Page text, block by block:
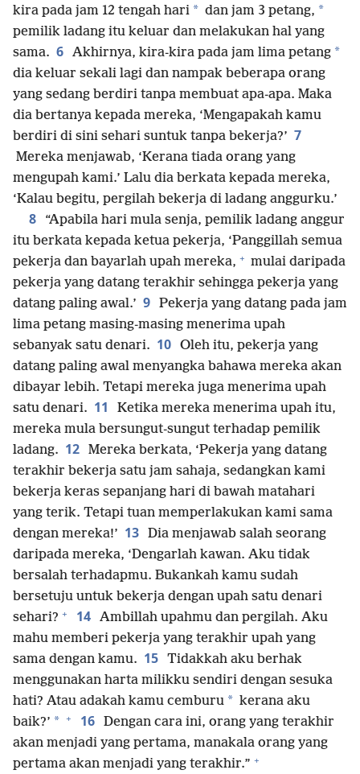
kira pada jam 12 tengah hari * dan jam 3 petang, *
pemilik ladang itu keluar dan melakukan hal yang
sama. 6 Akhirnya, kira-kira pada jam lima petang *
dia keluar sekali lagi dan nampak beberapa orang
yang sedang berdiri tanpa membuat apa-apa. Maka
dia bertanya kepada mereka, ‘Mengapakah kamu
berdiri di sini sehari suntuk tanpa bekerja?’ 7
Mereka menjawab, ‘Kerana tiada orang yang
mengupah kami.’ Lalu dia berkata kepada mereka,
‘Kalau begitu, pergilah bekerja di ladang anggurku.’
8
“Apabila hari mula senja, pemilik ladang anggur
itu berkata kepada ketua pekerja, ‘Panggillah semua
pekerja dan bayarlah upah mereka, + mulai daripada
pekerja yang datang terakhir sehingga pekerja yang
datang paling awal.’ 9 Pekerja yang datang pada jam
lima petang masing-masing menerima upah
sebanyak satu denari. 10 Oleh itu, pekerja yang
datang paling awal menyangka bahawa mereka akan
dibayar lebih. Tetapi mereka juga menerima upah
satu denari. 11
Ketika mereka menerima upah itu,
mereka mula bersungut-sungut terhadap pemilik
ladang. 12 Mereka berkata, ‘Pekerja yang datang
terakhir bekerja satu jam sahaja, sedangkan kami
bekerja keras sepanjang hari di bawah matahari
yang terik. Tetapi tuan memperlakukan kami sama
dengan mereka!’ 13 Dia menjawab salah seorang
daripada mereka, ‘Dengarlah kawan. Aku tidak
bersalah terhadapmu. Bukankah kamu sudah
bersetuju untuk bekerja dengan upah satu denari
sehari? + 14 Ambillah upahmu dan pergilah. Aku
mahu memberi pekerja yang terakhir upah yang
sama dengan kamu. 15 Tidakkah aku berhak
menggunakan harta milikku sendiri dengan sesuka
hati? Atau adakah kamu cemburu * kerana aku
baik?’ * + 16 Dengan cara ini, orang yang terakhir
akan menjadi yang pertama, manakala orang yang
pertama akan menjadi yang terakhir.” +